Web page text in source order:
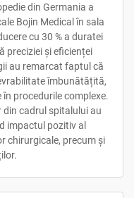
din Germania a
Bojin Medical în sala
cu 30 % a duratei
preciziei și eficienței
au remarcat faptul că
îmbunătățită,
procedurile complexe.
din cadrul spitalului au
impactul pozitiv al
chirurgicale, precum și